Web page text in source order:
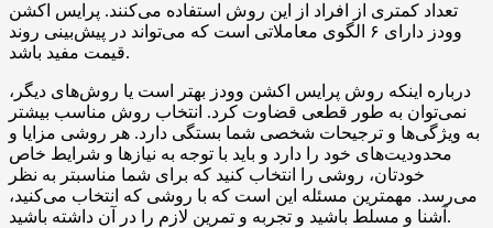
تعداد کمتری از افراد از این روش استفاده می‌کنند. پرایس اکشن
وودز دارای ۶ الگوی معاملاتی است که می‌تواند در پیش‌بینی روند
قیمت مفید باشد.
درباره اینکه روش پرایس اکشن وودز بهتر است یا روش‌های دیگر،
نمی‌توان به طور قطعی قضاوت کرد. انتخاب روش مناسب بیشتر
به ویژگی‌ها و ترجیحات شخصی شما بستگی دارد. هر روشی مزایا و
محدودیت‌های خود را دارد و باید با توجه به نیازها و شرایط خاص
خودتان، روشی را انتخاب کنید که برای شما مناسبتر به نظر
می‌رسد. مهمترین مسئله این است که با روشی که انتخاب می‌کنید،
آشنا و مسلط باشید و تجربه و تمرین لازم را در آن داشته باشید.